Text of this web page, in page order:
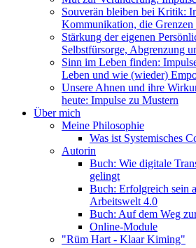
Souverän bleiben bei Kritik:
Kommunikation, die Grenzen
Stärkung der eigenen
Selbstfürsorge, Abgrenzung
Sinn im Leben finden:
Leben und wie (wieder)
Unsere Ahnen und ihre
heute: Impulse zu Mustern
Über mich
Meine Philosophie
Was ist Systemisches
Autorin
Buch: Wie digitale
gelingt
Buch: Erfolgreich sein
Arbeitswelt 4.0
Buch: Auf dem Weg
Online-Module
"Rüm Hart - Klaar Kiming"